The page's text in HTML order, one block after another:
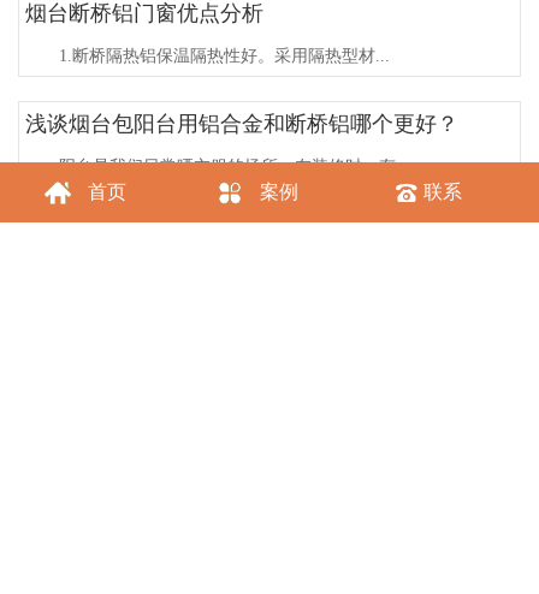
烟台断桥铝门窗优点分析
1.断桥隔热铝保温隔热性好。采用隔热型材...
浅谈烟台包阳台用铝合金和断桥铝哪个更好？
阳台是我们日常晒衣服的场所，在装修时，有...
首页 案例 联系